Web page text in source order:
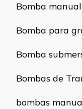
Bomba
Bomba para
Bomba
Bombas de
bombas